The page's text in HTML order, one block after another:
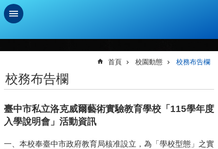
跳到主要內容區塊
學
扶
助
首頁 校園動態 校務布告欄
校務布告欄
臺中市私立洛克威爾藝術實驗教育學校「115學年度
入學說明會」活動資訊
一、本校奉臺中市政府教育局核准設立，為「學校型態」之實